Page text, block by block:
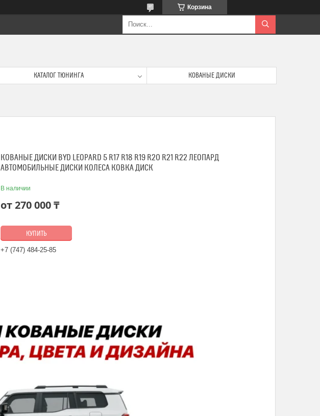
Корзина
КАТАЛОГ ТЮНИНГА КОВАНЫЕ ДИСКИ
КОВАНЫЕ ДИСКИ BYD LEOPARD 5 R17 R18 R19 R20 R21 R22 ЛЕОПАРД
АВТОМОБИЛЬНЫЕ ДИСКИ КОЛЕСА КОВКА ДИСК
В наличии
от270 000 ₸
КУПИТЬ
+7 (747) 484-25-85